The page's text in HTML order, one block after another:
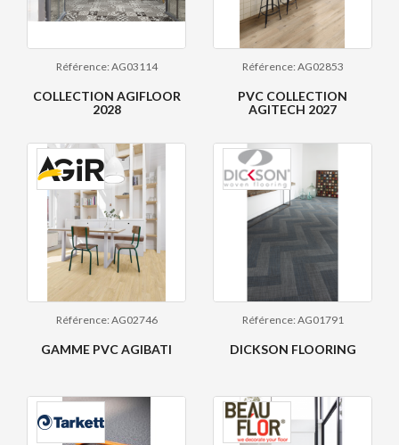
Référence: AG03114
COLLECTION AGIFLOOR
2028
Référence: AG02853
PVC COLLECTION
AGITECH 2027
Référence: AG02746
GAMME PVC AGIBATI
Référence: AG01791
DICKSON FLOORING